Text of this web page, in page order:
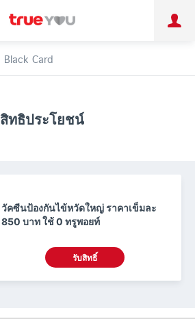
ลูกค้าองค์กร
สิทธิประโยชน์
วัคซีนป้องกันไข้หวัดใหญ่ ราคาเข็มละ
850 บาท ใช้ 0 ทรูพอยท์
รับสิทธิ์